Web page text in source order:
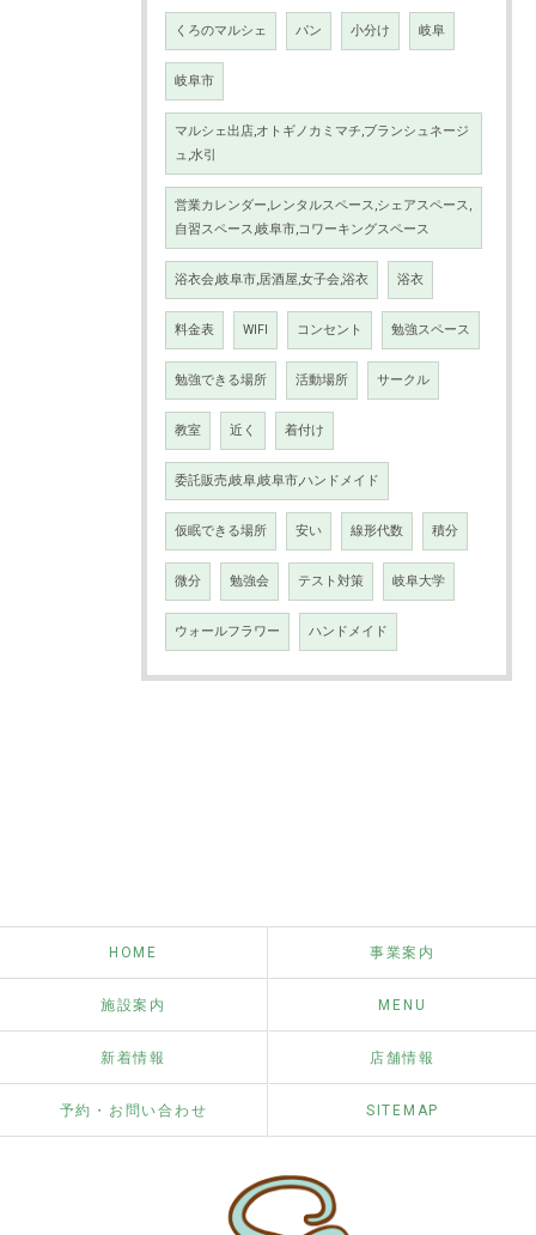
くろのマルシェ パン 小分け 岐阜
岐阜市
マルシェ出店,オトギノカミマチ,ブランシュネージ
ュ,水引
営業カレンダー,レンタルスペース,シェアスペース,
自習スペース,岐阜市,コワーキングスペース
浴衣会,岐阜市,居酒屋,女子会,浴衣 浴衣
料金表 WIFI コンセント 勉強スペース
勉強できる場所 活動場所 サークル
教室 近く 着付け
委託販売,岐阜,岐阜市,ハンドメイド
仮眠できる場所 安い 線形代数 積分
微分 勉強会 テスト対策 岐阜大学
ウォールフラワー ハンドメイド
HOME 事業案内
施設案内 MENU
新着情報 店舗情報
予約・お問い合わせ SITEMAP